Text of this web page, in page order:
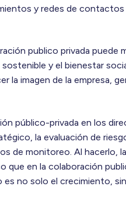
y redes de contactos
publico privada
y el bienestar
la imagen de la empresa,
público-privada en los
la evaluación de
de monitoreo. Al hacerlo,
que en la colaboración
no solo el crecimiento,